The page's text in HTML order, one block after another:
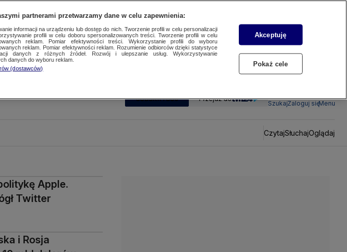
SUBSKRYBUJ Przejdź do
SzukajZaloguj sięMenu
CzytajSłuchajOglądaj
Apple.
Twitter
i Rosja
partnerami przetwarzamy dane w celu zapewnienia:
informacji na urządzeniu lub dostęp do nich. Tworzenie profili w celu personalizacji
profili w celu doboru spersonalizowanych treści. Tworzenie profili w celu
reklam. Pomiar efektywności treści. Wykorzystanie profili do wyboru
reklam. Pomiar efektywności reklam. Rozumienie odbiorców dzięki statystyce
danych z różnych źródeł. Rozwój i ulepszanie usług. Wykorzystywanie
danych do wyboru reklam.
(dostawców)
Akceptuję
Pokaż cele